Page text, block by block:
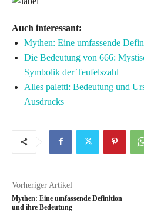
Auch interessant:
Mythen: Eine umfassende
Die Bedeutung von 666:
Symbolik der Teufelszahl
Alles paletti: Bedeutung und
Ausdrucks
Vorheriger Artikel
Mythen: Eine umfassende Definition
und ihre Bedeutung